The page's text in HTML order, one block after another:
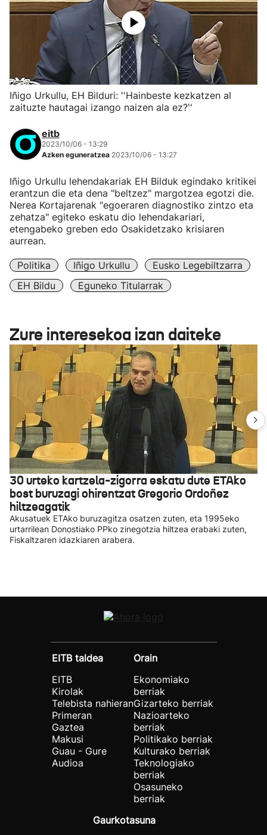
Iñigo Urkullu, EH Bilduri: ''Hainbeste kezkatzen al
zaituzte hautagai izango naizen ala ez?''
eitb
2023/10/06 - 13:29
Azken eguneratzea 2023/10/06 - 13:27
Iñigo Urkullu lehendakariak EH Bilduk egindako kritikei
erantzun die eta dena "beltzez" margotzea egotzi die.
Nerea Kortajarenak "egoeraren diagnostiko zintzo eta
zehatza" egiteko eskatu dio lehendakariari,
etengabeko greben edo Osakidetzako krisiaren
aurrean.
Politika Iñigo Urkullu
Eusko Legebiltzarra
EH Bildu
Eguneko Titularrak
Zure interesekoa izan daiteke
30 urteko kartzela-zigorra eskatu dute ETAko
bost buruzagi ohirentzat Gregorio Ordoñez
hiltzeagatik
Akusatuek ETAko buruzagitza osatzen zuten, eta 1995eko
urtarrilean Donostiako PPko zinegotzia hiltzea erabaki zuten,
Fiskaltzaren idazkiaren arabera.
EITB taldea
EITB
Kirolak
Telebista nahieran
Primeran
Gaztea
Makusi
Guau - Gure
Audioa
Orain
Ekonomiako
berriak
Gizarteko berriak
Nazioarteko
berriak
Politikako berriak
Kulturako berriak
Teknologiako
berriak
Osasuneko
berriak
Gaurkotasuna